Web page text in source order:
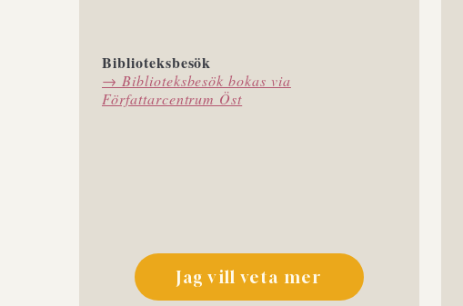
Biblioteksbesök
→ Biblioteksbesök bokas via
Författarcentrum Öst
Jag vill veta mer